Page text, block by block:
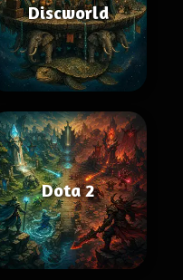
Discworld
Dota 2